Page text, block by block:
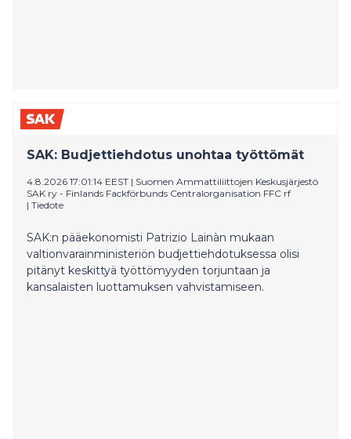
SAK: Budjettiehdotus unohtaa työttömät
4.8.2026 17:01:14 EEST | Suomen Ammattiliittojen Keskusjärjestö
SAK ry - Finlands Fackförbunds Centralorganisation FFC rf
| Tiedote
SAK:n pääekonomisti Patrizio Lainàn mukaan
valtionvarainministeriön budjettiehdotuksessa olisi
pitänyt keskittyä työttömyyden torjuntaan ja
kansalaisten luottamuksen vahvistamiseen.